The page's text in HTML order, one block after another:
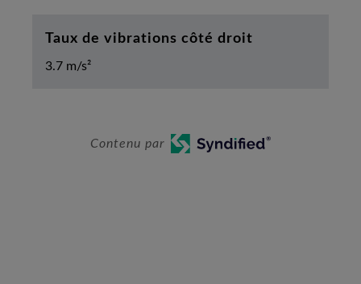
Taux de vibrations côté droit
3.7 m/s²
Contenu par